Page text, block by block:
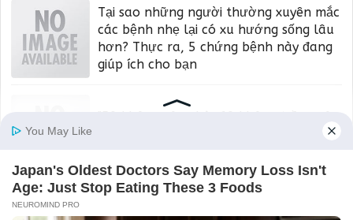
Tại sao những người thường xuyên mắc
các bệnh nhẹ lại có xu hướng sống lâu
hơn? Thực ra, 5 chứng bệnh này đang
giúp ích cho bạn
70 không may áo" có ý nghĩa gì? Đừng